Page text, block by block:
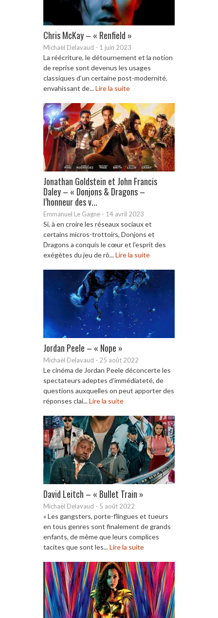
Chris McKay – « Renfield »
Michaël Delavaud - 1 juin 2023
La réécriture, le détournement et la notion
de reprise sont devenus les usages
classiques d’un certaine post-modernité,
envahissant de...Lire la suite
Jonathan Goldstein et John Francis
Daley – « Donjons & Dragons –
l’honneur des v...
Emmanuel Le Gagne - 14 avril 2023
Si, à en croire les réseaux sociaux et
certains micros-trottoirs, Donjons et
Dragons a conquis le cœur et l’esprit des
exégètes du jeu de rô...Lire la suite
Jordan Peele – « Nope »
Michaël Delavaud - 25 août 2022
Le cinéma de Jordan Peele déconcerte les
spectateurs adeptes d’immédiateté, de
questions auxquelles on peut apporter des
réponses clai...Lire la suite
David Leitch – « Bullet Train »
Michaël Delavaud - 5 août 2022
« Les gangsters, porte-flingues et tueurs
en tous genres sont finalement de grands
enfants, de même que leurs complices
tacites que sont les...Lire la suite